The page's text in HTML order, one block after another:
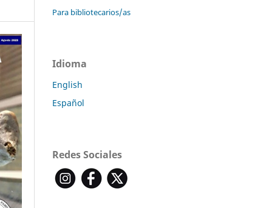
Para bibliotecarios/as
Idioma
English
Español
Redes Sociales